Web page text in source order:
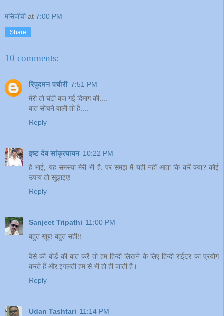
मसिजीवी at 7:00 PM
Share
10 comments:
रिपुदमन पचौरी 7:51 PM
मेरी तो घंटी बज गई दिमाग की....
बात सोचने वाली तो है....
Reply
इष्ट देव सांकृत्यायन 10:22 PM
हे भाई, यह समस्या मेरी भी है. पर समझ में यही नहीं आता कि करें क्या? कोई
उपाय तो सुझाइए!
Reply
Sanjeet Tripathi 11:00 PM
बहुत खूब! बहुत सही!!
वैसे की बोर्ड की बात करें तो हम हिन्दी लिखने के लिए हिन्दी राईटर का प्रयोग
करते हैं और इगलती हम से भी हो ही जाती है।
Reply
Udan Tashtari 11:14 PM